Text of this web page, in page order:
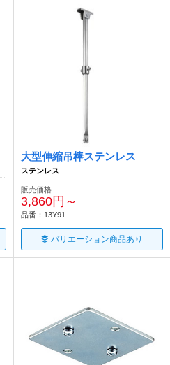
大型伸縮吊棒ステンレス
ステンレス
販売価格
3,860円～
品番：13Y91
バリエーション商品あり